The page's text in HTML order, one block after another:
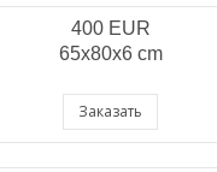
400 EUR
65x80x6 cm
Заказать